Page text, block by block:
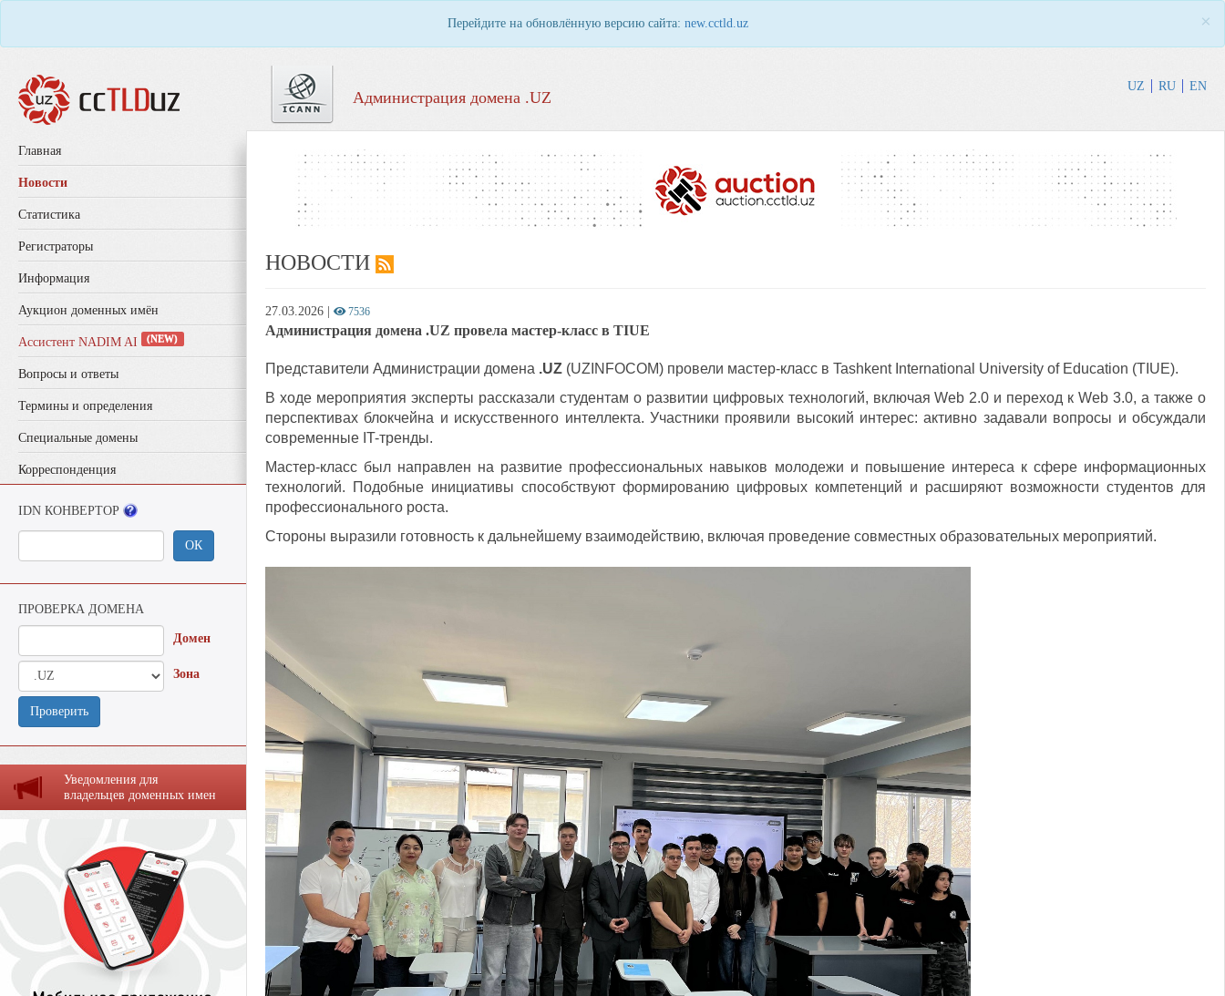
Перейдите на обновлённую версию сайта: new.cctld.uz ×
Администрация домена .UZ
UZ RU EN
Главная
Новости
Статистика
Регистраторы
Информация
Аукцион доменных имён
Ассистент NADIM AI (NEW)
Вопросы и ответы
Термины и определения
Специальные домены
Корреспонденция
IDN КОНВЕРТОР
ОК
ПРОВЕРКА ДОМЕНА
Домен
Зона
Проверить
Уведомления для
владельцев доменных имен
НОВОСТИ
27.03.2026 7536
Администрация домена .UZ провела мастер-класс в TIUE
Представители Администрации домена .UZ (UZINFOCOM) провели мастер-класс в Tashkent International University of Education (TIUE).
В ходе мероприятия эксперты рассказали студентам о развитии цифровых технологий, включая Web 2.0 и переход к Web 3.0, а также о
перспективах блокчейна и искусственного интеллекта. Участники проявили высокий интерес: активно задавали вопросы и обсуждали
современные IT-тренды.
Мастер-класс был направлен на развитие профессиональных навыков молодежи и повышение интереса к сфере информационных
технологий. Подобные инициативы способствуют формированию цифровых компетенций и расширяют возможности студентов для
профессионального роста.
Стороны выразили готовность к дальнейшему взаимодействию, включая проведение совместных образовательных мероприятий.